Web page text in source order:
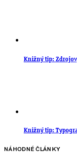
Knižný tip:
Knižný tip:
NÁHODNÉ ČLÁNKY